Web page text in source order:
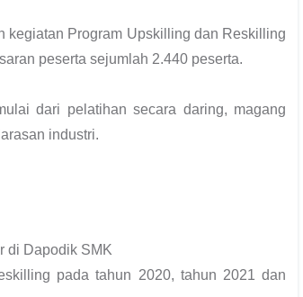
kegiatan Program Upskilling dan Reskilling
peserta sejumlah 2.440 peserta.
dari pelatihan secara daring, magang
industri.
di Dapodik SMK
pada tahun 2020, tahun 2021 dan